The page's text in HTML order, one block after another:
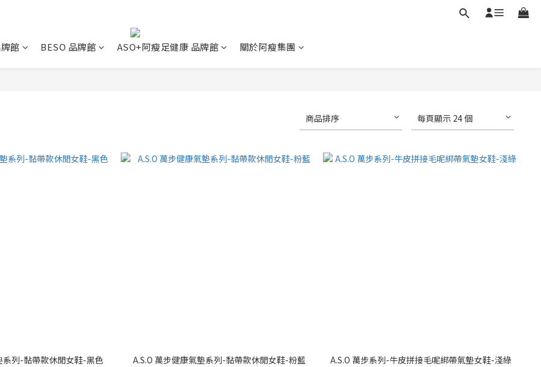
館 BESO 品牌館 ASO+阿瘦足健康 品牌館 關於阿瘦集團
商品排序 每頁顯示 24 個
系列-黏帶款休閒女鞋-黑色 A.S.O 萬步健康氣墊系列-黏帶款休閒女鞋-粉藍 A.S.O 萬步系列-牛皮拼接毛呢綁帶氣墊女鞋-淺綠